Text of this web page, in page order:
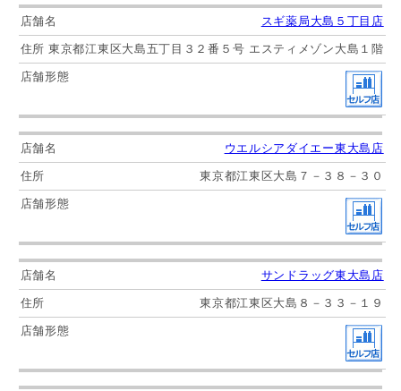
スギ薬局大島５丁目店
東京都江東区大島五丁目３２番５号 エスティメゾン大島１階
ウエルシアダイエー東大島店
東京都江東区大島７－３８－３０
サンドラッグ東大島店
東京都江東区大島８－３３－１９